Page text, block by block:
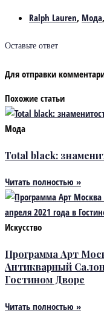
Ralph Lauren, Мода,
Оставьте ответ
Для отправки
Похожие статьи
Мода
Total black:
Читать полностью »
Искусство
Программа Арт
Антикварный Салон
Гостином Дворе
Читать полностью »